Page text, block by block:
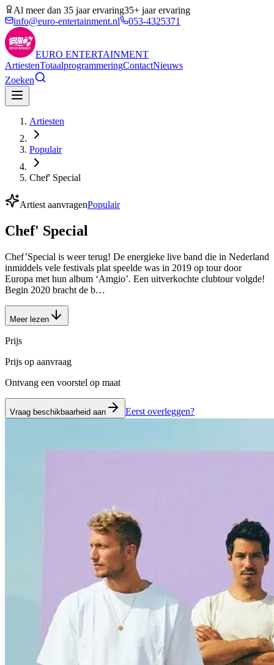
Al meer dan 35 jaar ervaring35+ jaar ervaring
info@euro-entertainment.nl
053-4325371
EURO ENTERTAINMENT
ArtiestenTotaalprogrammeringContactNieuws
Zoeken
Artiesten
Populair
Chef' Special
Artiest aanvragenPopulair
Chef' Special
Chef’Special is weer terug! De energieke live band die in Nederland
inmiddels vele festivals plat speelde was in 2019 op tour door
Europa met hun album ‘Amgio’. Een uitverkochte clubtour volgde!
Begin 2020 bracht de b…
Meer lezen
Prijs
Prijs op aanvraag
Ontvang een voorstel op maat
Vraag beschikbaarheid aan Eerst overleggen?